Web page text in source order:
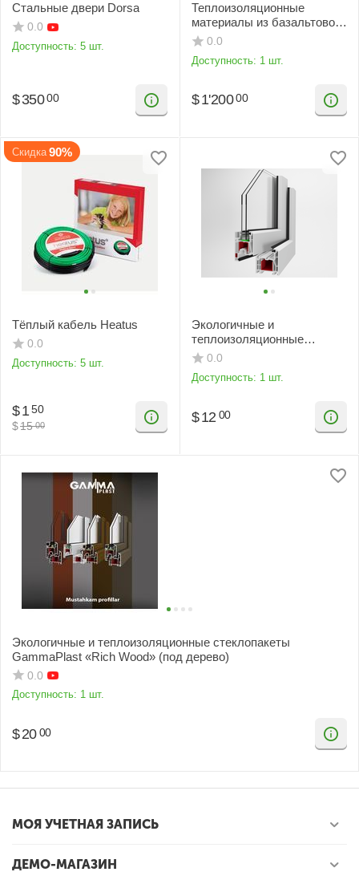
Стальные двери Dorsa
0.0
Доступность: 5 шт.
$350 00
Теплоизоляционные
материалы из базальтового
камня
0.0
Доступность: 1 шт.
$1'200 00
Скидка 90%
Тёплый кабель Heatus
0.0
Доступность: 5 шт.
$15 00
$1 50
Экологичные и
теплоизоляционные
стеклопакеты GammaPlast
«Classic» (белый)
0.0
Доступность: 1 шт.
$12 00
Экологичные и теплоизоляционные стеклопакеты
GammaPlast «Rich Wood» (под дерево)
0.0
Доступность: 1 шт.
$20 00
МОЯ УЧЕТНАЯ ЗАПИСЬ
ДЕМО-МАГАЗИН